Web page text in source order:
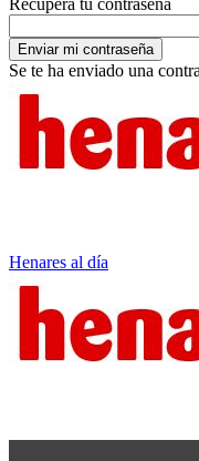
Recupera tu contraseña
Se te ha enviado una
Henares al día